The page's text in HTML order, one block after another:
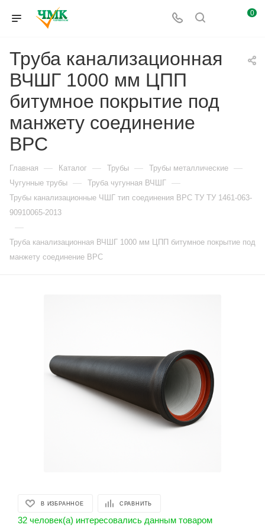
0
Труба канализационная
ВЧШГ 1000 мм ЦПП
битумное покрытие под
манжету соединение
ВРС
Главная — Каталог — Трубы — Трубы металлические —
Чугунные трубы — Труба чугунная ВЧШГ —
Трубы канализационные ЧШГ тип соединения ВРС ТУ ТУ 1461-063-
90910065-2013
—
Труба канализационная ВЧШГ 1000 мм ЦПП битумное покрытие под
манжету соединение ВРС
В ИЗБРАННОЕ СРАВНИТЬ
32 человек(а) интересовались данным товаром